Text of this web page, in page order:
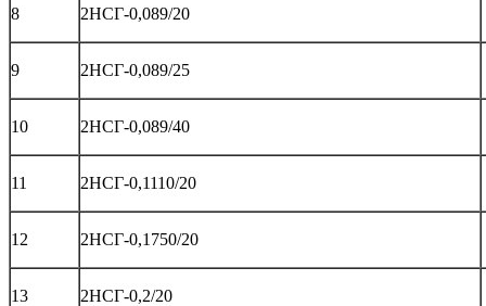
8 2НСГ-0,089/20
9 2НСГ-0,089/25
10 2НСГ-0,089/40
11 2НСГ-0,1110/20
12 2НСГ-0,1750/20
13 2НСГ-0,2/20